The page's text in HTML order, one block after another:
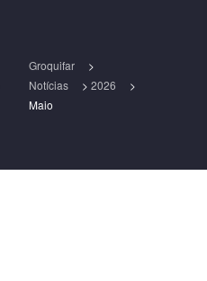
Groquifar
>
Notícias
> 2026
>
Maio